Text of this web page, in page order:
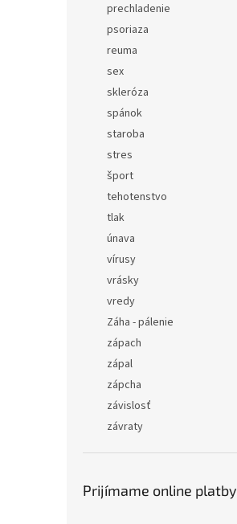
prechladenie
psoriaza
reuma
sex
skleróza
spánok
staroba
stres
šport
tehotenstvo
tlak
únava
vírusy
vrásky
vredy
Záha - pálenie
zápach
zápal
zápcha
závislosť
závraty
Prijímame online platby